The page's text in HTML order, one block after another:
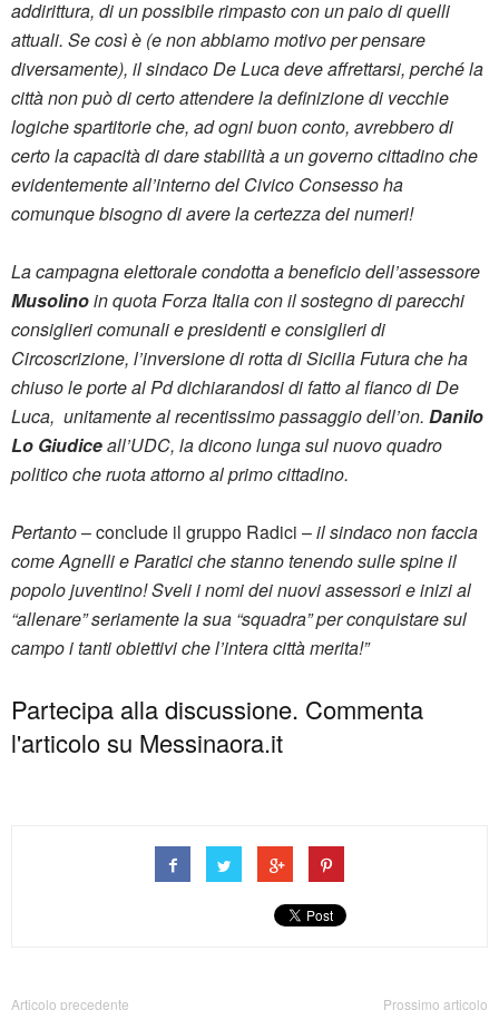
addirittura, di un possibile rimpasto con un paio di quelli
attuali. Se così è (e non abbiamo motivo per pensare
diversamente), il sindaco De Luca deve affrettarsi, perché la
città non può di certo attendere la definizione di vecchie
logiche spartitorie che, ad ogni buon conto, avrebbero di
certo la capacità di dare stabilità a un governo cittadino che
evidentemente all’interno del Civico Consesso ha
comunque bisogno di avere la certezza dei numeri!
La campagna elettorale condotta a beneficio dell’assessore
Musolinoin quota Forza Italia con il sostegno di parecchi
consiglieri comunali e presidenti e consiglieri di
Circoscrizione, l’inversione di rotta di Sicilia Futura che ha
chiuso le porte al Pd dichiarandosi di fatto al fianco di De
Luca, unitamente al recentissimo passaggio dell’on. Danilo
Lo Giudiceall’UDC, la dicono lunga sul nuovo quadro
politico che ruota attorno al primo cittadino.
Pertanto– conclude il gruppo Radici –il sindaco non faccia
come Agnelli e Paratici che stanno tenendo sulle spine il
popolo juventino! Sveli i nomi dei nuovi assessori e inizi al
“allenare” seriamente la sua “squadra” per conquistare sul
campo i tanti obiettivi che l’intera città merita!”
Partecipa alla discussione. Commenta
l'articolo su Messinaora.it
Articolo precedente Prossimo articolo